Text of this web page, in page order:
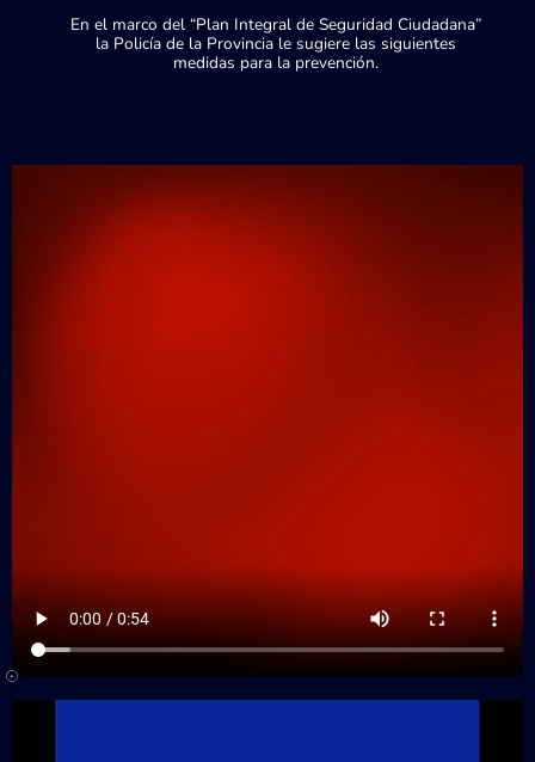
En el marco del “Plan Integral de Seguridad Ciudadana”
la Policía de la Provincia le sugiere las siguientes
medidas para la prevención.